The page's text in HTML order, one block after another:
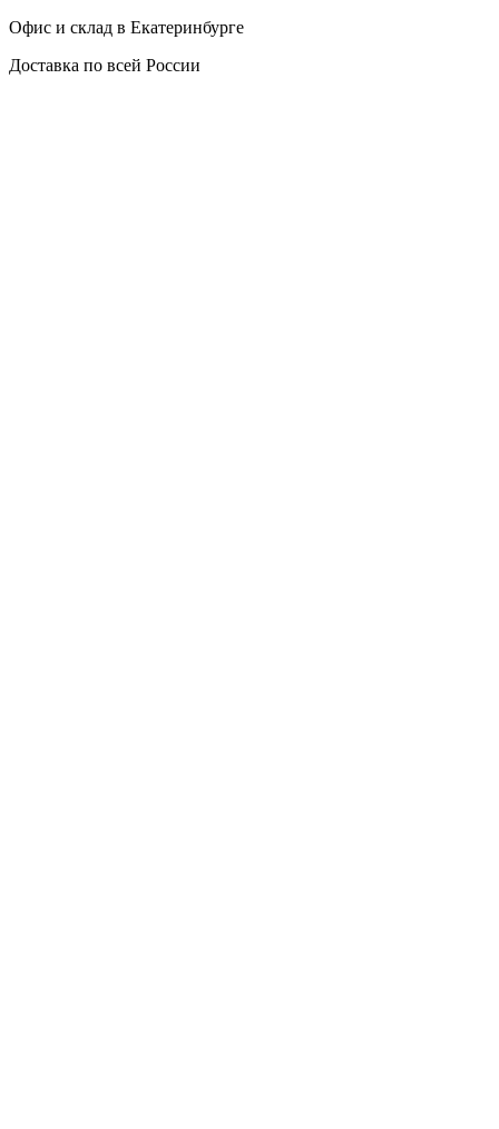
Офис и склад в Екатеринбурге
Доставка по всей России